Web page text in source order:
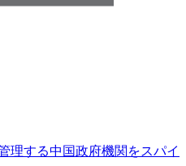
理する中国政府機関をスパイ